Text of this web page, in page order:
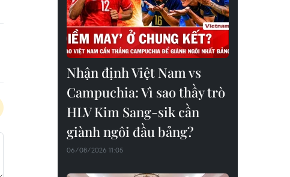
Nhận định Việt Nam vs
Campuchia: Vì sao thầy trò
HLV Kim Sang-sik cần
giành ngôi đầu bảng?
06/08/2026 11:05